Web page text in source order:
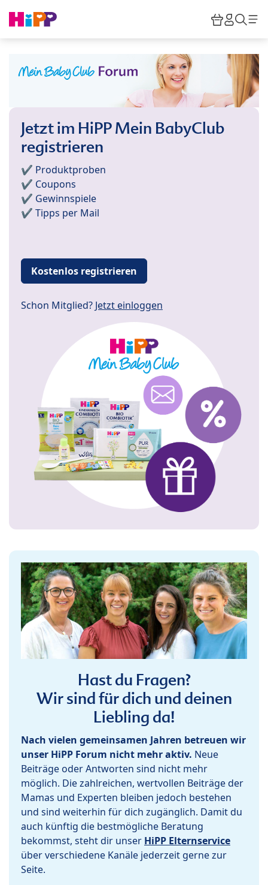
HiPP
Jetzt im HiPP Mein BabyClub
registrieren
✔️ Produktproben
✔️ Coupons
✔️ Gewinnspiele
✔️ Tipps per Mail
Kostenlos registrieren
Schon Mitglied? Jetzt einloggen
Hast du Fragen?
Wir sind für dich und deinen
Liebling da!
Nach vielen gemeinsamen Jahren betreuen wir
unser HiPP Forum nicht mehr aktiv. Neue
Beiträge oder Antworten sind nicht mehr
möglich. Die zahlreichen, wertvollen Beiträge der
Mamas und Experten bleiben jedoch bestehen
und sind weiterhin für dich zugänglich. Damit du
auch künftig die bestmögliche Beratung
bekommst, steht dir unser HiPP Elternservice
über verschiedene Kanäle jederzeit gerne zur
Seite.